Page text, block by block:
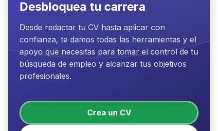
Desbloquea tu carrera
Desde redactar tu CV hasta aplicar con
confianza, te damos todas las herramientas y el
apoyo que necesitas para tomar el control de tu
búsqueda de empleo y alcanzar tus objetivos
profesionales.
Crea un CV